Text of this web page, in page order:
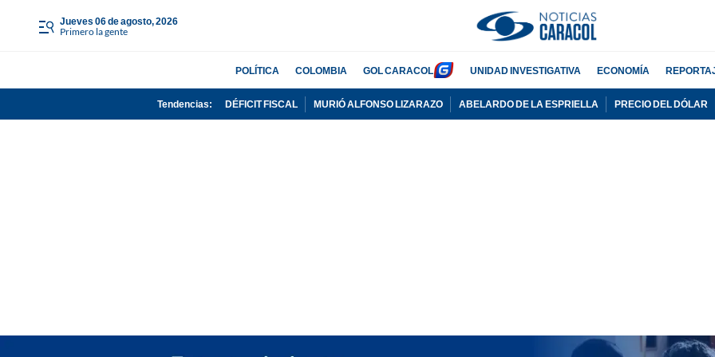
jueves 06 de agosto, 2026
Primero la gente
POLÍTICA COLOMBIA GOL CARACOL UNIDAD INVESTIGATIVA ECONOMÍA
Tendencias: DÉFICIT FISCAL MURIÓ ALFONSO LIZARAZO ABELARDO DE LA ESPRIELLA PRECIO DEL DÓLAR